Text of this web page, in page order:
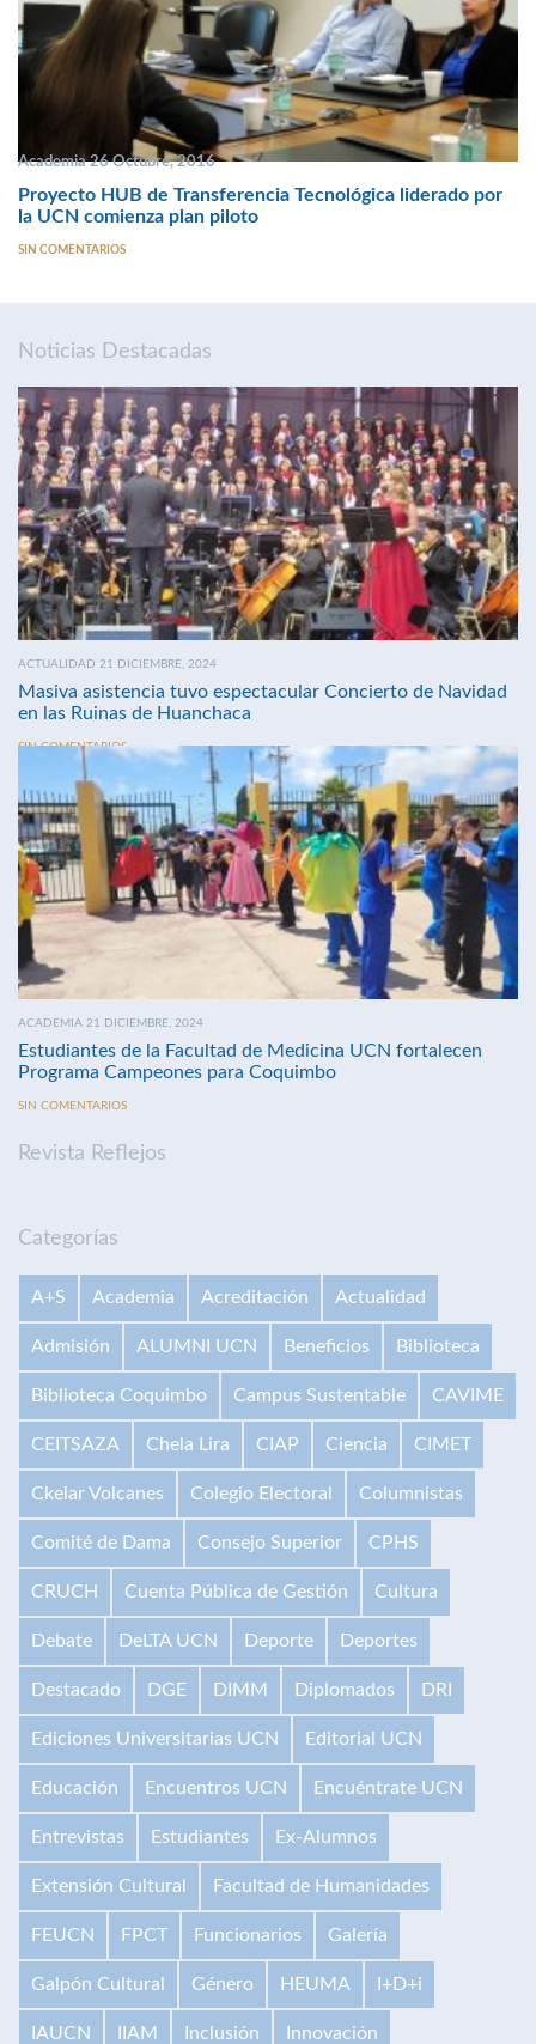
Academia 26 Octubre, 2016
Proyecto HUB de Transferencia Tecnológica liderado por
la UCN comienza plan piloto
SIN COMENTARIOS
Noticias Destacadas
ACTUALIDAD 21 DICIEMBRE, 2024
Masiva asistencia tuvo espectacular Concierto de Navidad
en las Ruinas de Huanchaca
SIN COMENTARIOS
ACADEMIA 21 DICIEMBRE, 2024
Estudiantes de la Facultad de Medicina UCN fortalecen
Programa Campeones para Coquimbo
SIN COMENTARIOS
Revista Reflejos
Categorías
A+S Academia Acreditación Actualidad
Admisión ALUMNI UCN Beneficios Biblioteca
Biblioteca Coquimbo Campus Sustentable CAVIME
CEITSAZA Chela Lira CIAP Ciencia CIMET
Ckelar Volcanes Colegio Electoral Columnistas
Comité de Dama Consejo Superior CPHS
CRUCH Cuenta Pública de Gestión Cultura
Debate DeLTA UCN Deporte Deportes
Destacado DGE DIMM Diplomados DRI
Ediciones Universitarias UCN Editorial UCN
Educación Encuentros UCN Encuéntrate UCN
Entrevistas Estudiantes Ex-Alumnos
Extensión Cultural Facultad de Humanidades
FEUCN FPCT Funcionarios Galería
Galpón Cultural Género HEUMA I+D+i
IAUCN IIAM Inclusión Innovación